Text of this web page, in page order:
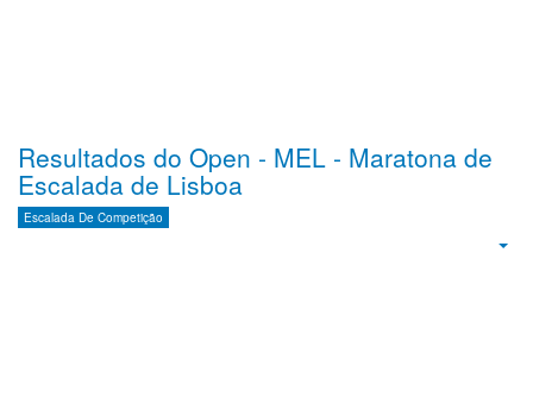
Resultados do Open - MEL - Maratona de
Escalada de Lisboa
Escalada De Competição